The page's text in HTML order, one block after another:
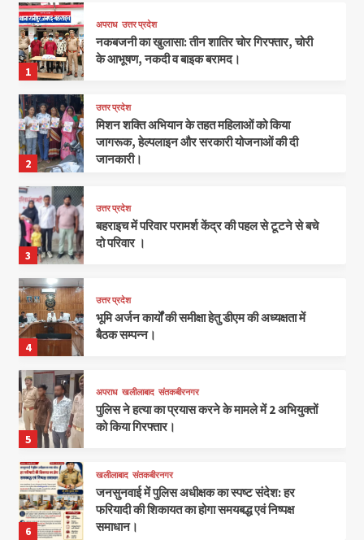
1
अपराध उत्तर प्रदेश
नकबजनी का खुलासा: तीन शातिर चोर गिरफ्तार, चोरी
के आभूषण, नकदी व बाइक बरामद।
2
उत्तर प्रदेश
मिशन शक्ति अभियान के तहत महिलाओं को किया
जागरूक, हेल्पलाइन और सरकारी योजनाओं की दी
जानकारी।
3
उत्तर प्रदेश
बहराइच में परिवार परामर्श केंद्र की पहल से टूटने से बचे
दो परिवार ।
4
उत्तर प्रदेश
भूमि अर्जन कार्यों की समीक्षा हेतु डीएम की अध्यक्षता में
बैठक सम्पन्न।
5
अपराध खलीलाबाद संतकबीरनगर
पुलिस ने हत्या का प्रयास करने के मामले में 2 अभियुक्तों
को किया गिरफ्तार।
6
खलीलाबाद संतकबीरनगर
जनसुनवाई में पुलिस अधीक्षक का स्पष्ट संदेश: हर
फरियादी की शिकायत का होगा समयबद्ध एवं निष्पक्ष
समाधान।